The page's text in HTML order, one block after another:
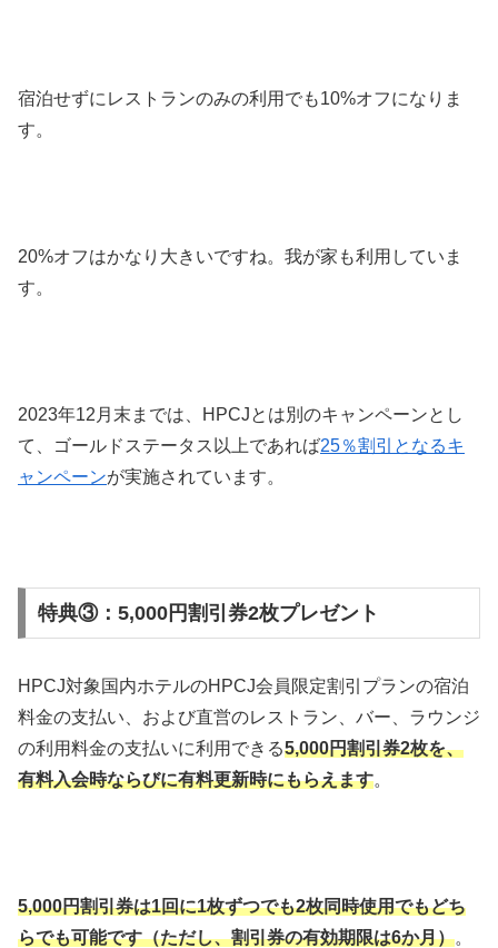
宿泊せずにレストランのみの利用でも10%オフになりま
す。
20%オフはかなり大きいですね。我が家も利用していま
す。
2023年12月末までは、HPCJとは別のキャンペーンとし
て、ゴールドステータス以上であれば25％割引となるキ
ャンペーンが実施されています。
特典③：5,000円割引券2枚プレゼント
HPCJ対象国内ホテルのHPCJ会員限定割引プランの宿泊
料金の支払い、および直営のレストラン、バー、ラウンジ
の利用料金の支払いに利用できる5,000円割引券2枚を、
有料入会時ならびに有料更新時にもらえます。
5,000円割引券は1回に1枚ずつでも2枚同時使用でもどち
らでも可能です（ただし、割引券の有効期限は6か月）。